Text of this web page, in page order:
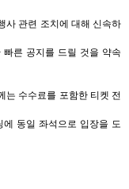
사 관련 조치에 대해 신속하
른 공지를 드릴 것을 약속
는 수수료를 포함한 티켓 전
동일 좌석으로 입장을 도